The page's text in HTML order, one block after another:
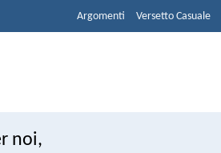
Argomenti Versetto Casuale
noi,